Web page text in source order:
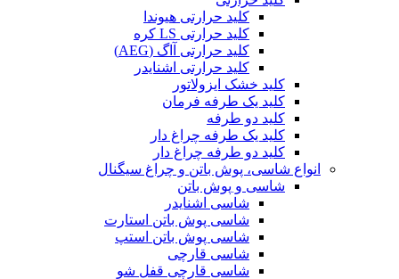
کلید حرارتی هیوندا
کلید حرارتی LS کره
کلید حرارتی آاگ (AEG)
کلید حرارتی اشنایدر
کلید خشک ایزولاتور
کلید یک طرفه فرمان
کلید دو طرفه
کلید یک طرفه چراغ دار
کلید دو طرفه چراغ دار
انواع شاسی، پوش باتن و چراغ سیگنال
شاسی و پوش باتن
شاسی اشنایدر
شاسی پوش باتن استارت
شاسی پوش باتن استپ
شاسی قارچی
شاسی قارچی قفل شو